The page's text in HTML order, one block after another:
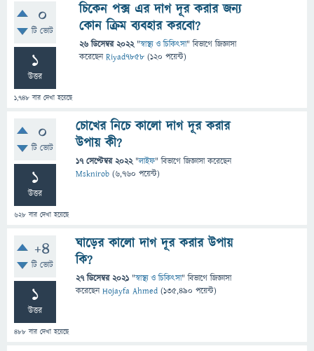
0
টি ভোট
1
উত্তর
1,748 বার দেখা হয়েছে
চিকেন পক্স এর দাগ দূর করার জন্য
কোন ক্রিম ব্যবহার করবো?
26 ডিসেম্বর 2022 "স্বাস্থ্য ও চিকিৎসা" বিভাগে জিজ্ঞাসা
করেছেনRiyad7858 (120 পয়েন্ট)
0
টি ভোট
1
উত্তর
628 বার দেখা হয়েছে
চোখের নিচে কালো দাগ দূর করার
উপায় কী?
17 সেপ্টেম্বর 2022 "লাইফ" বিভাগে জিজ্ঞাসাকরেছেন
Msknirob (6,760 পয়েন্ট)
+4
টি ভোট
1
উত্তর
488 বার দেখা হয়েছে
ঘাড়ের কালো দাগ দূর করার উপায়
কি?
27 ডিসেম্বর 2021 "স্বাস্থ্য ও চিকিৎসা" বিভাগে জিজ্ঞাসা
করেছেনHojayfa Ahmed (135,490 পয়েন্ট)